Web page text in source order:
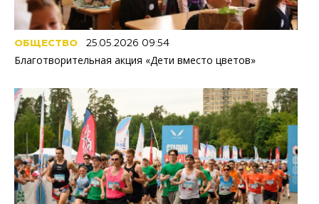
ОБЩЕСТВО 25.05.2026 09:54
Благотворительная акция «Дети вместо цветов»